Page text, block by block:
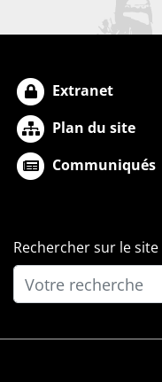
Extranet
Plan du site
Communiqués
Rechercher sur le site